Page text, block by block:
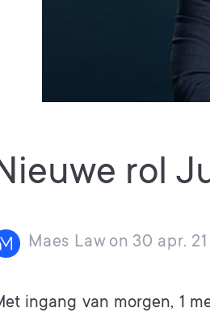
rol
Maes Law on 30 apr. 21
ingang van morgen, 1